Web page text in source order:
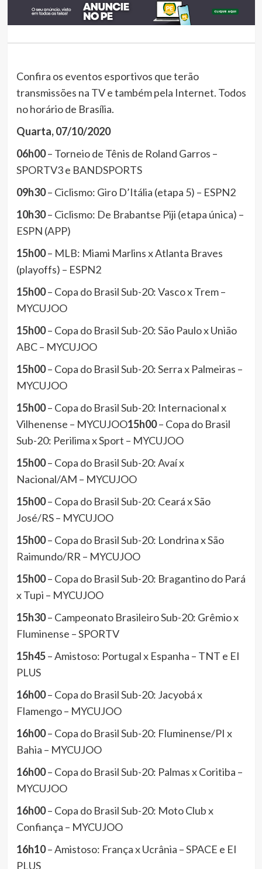
Confira os eventos esportivos que terão
transmissões na TV e também pela Internet. Todos
no horário de Brasília.
Quarta, 07/10/2020
06h00– Torneio de Tênis de Roland Garros –
SPORTV3 e BANDSPORTS
09h30– Ciclismo: Giro D’Itália (etapa 5) – ESPN2
10h30– Ciclismo: De Brabantse Piji (etapa única) –
ESPN (APP)
15h00– MLB: Miami Marlins x Atlanta Braves
(playoffs) – ESPN2
15h00– Copa do Brasil Sub-20: Vasco x Trem –
MYCUJOO
15h00– Copa do Brasil Sub-20: São Paulo x União
ABC – MYCUJOO
15h00– Copa do Brasil Sub-20: Serra x Palmeiras –
MYCUJOO
15h00– Copa do Brasil Sub-20: Internacional x
Vilhenense – MYCUJOO15h00– Copa do Brasil
Sub-20: Perilima x Sport – MYCUJOO
15h00– Copa do Brasil Sub-20: Avaí x
Nacional/AM – MYCUJOO
15h00– Copa do Brasil Sub-20: Ceará x São
José/RS – MYCUJOO
15h00– Copa do Brasil Sub-20: Londrina x São
Raimundo/RR – MYCUJOO
15h00– Copa do Brasil Sub-20: Bragantino do Pará
x Tupi – MYCUJOO
15h30– Campeonato Brasileiro Sub-20: Grêmio x
Fluminense – SPORTV
15h45– Amistoso: Portugal x Espanha – TNT e EI
PLUS
16h00– Copa do Brasil Sub-20: Jacyobá x
Flamengo – MYCUJOO
16h00– Copa do Brasil Sub-20: Fluminense/PI x
Bahia – MYCUJOO
16h00– Copa do Brasil Sub-20: Palmas x Coritiba –
MYCUJOO
16h00– Copa do Brasil Sub-20: Moto Club x
Confiança – MYCUJOO
16h10– Amistoso: França x Ucrânia – SPACE e EI
PLUS